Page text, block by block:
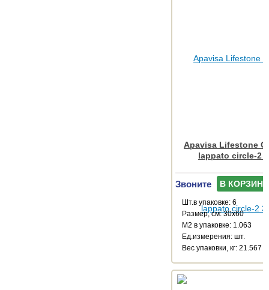
Apavisa Lifestone
lappato circle-2
Звоните В КОРЗИНУ
Шт.в упаковке: 6
Размер, см: 30x60
М2 в упаковке: 1.063
Ед.измерения: шт.
Веc упаковки, кг: 21.567